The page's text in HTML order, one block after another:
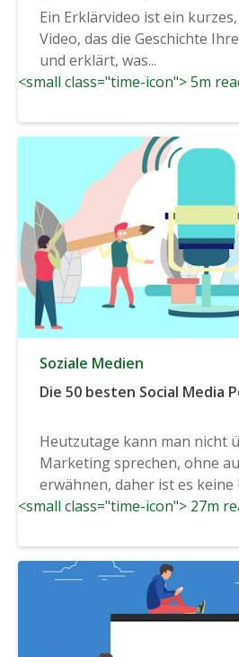
Ein Erklärvideo ist ein
Video, das die Geschichte
und erklärt, was...
<small class="time-icon"> 5m
Soziale Medien
Die 50 besten Social Media
Heutzutage kann man nicht
Marketing sprechen, ohne
erwähnen, daher ist es
dass...
<small class="time-icon"> 27m